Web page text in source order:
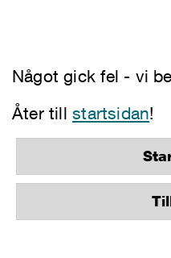
Något gick fel - vi
Åter tillstartsidan!